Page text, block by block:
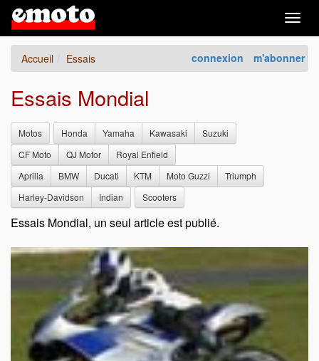
connexion m'abonner
Accueil Essais
Essais Mondial
Motos Honda Yamaha Kawasaki
Suzuki
CF Moto
QJ Motor
Royal Enfield
Aprilia
BMW Ducati KTM Moto Guzzi
Triumph
Harley-Davidson
Indian Scooters
Essais Mondial, un seul article est publié.